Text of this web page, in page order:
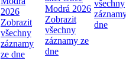
2026
Zobrazit
všechny
záznamy
ze dne
Modrá 2026
Zobrazit
všechny
záznamy ze
dne
všechny
dne